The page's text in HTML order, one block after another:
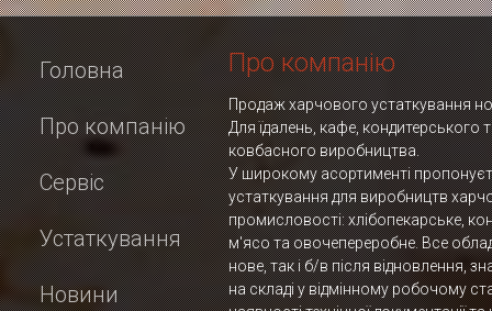
Головна
Про компанію
Сервіс
Устаткування
Новини
Про компанію
Продаж харчового устаткування
Для їдалень, кафе, кондитерського
ковбасного виробництва.
У широкому асортименті
устаткування для виробництв
промисловості: хлібопекарське,
м'ясо та овочепереробне. Все
нове, так і б/в після відновлення,
на складі у відмінному робочому